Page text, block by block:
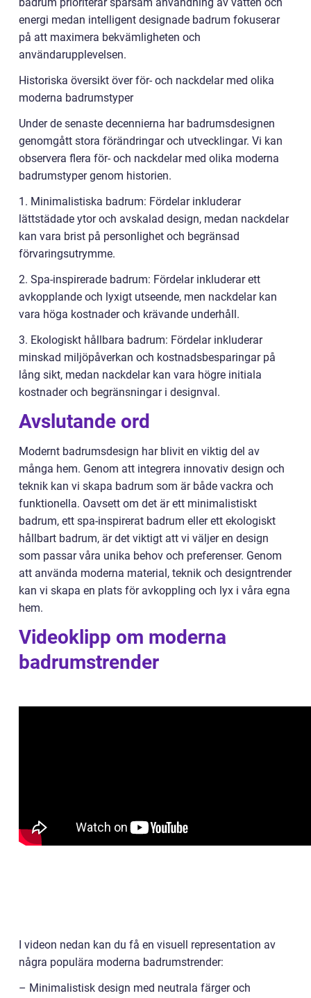
badrum prioriterar sparsam användning av vatten och
energi medan intelligent designade badrum fokuserar
på att maximera bekvämligheten och
användarupplevelsen.
Historiska översikt över för- och nackdelar med olika
moderna badrumstyper
Under de senaste decennierna har badrumsdesignen
genomgått stora förändringar och utvecklingar. Vi kan
observera flera för- och nackdelar med olika moderna
badrumstyper genom historien.
1. Minimalistiska badrum: Fördelar inkluderar
lättstädade ytor och avskalad design, medan nackdelar
kan vara brist på personlighet och begränsad
förvaringsutrymme.
2. Spa-inspirerade badrum: Fördelar inkluderar ett
avkopplande och lyxigt utseende, men nackdelar kan
vara höga kostnader och krävande underhåll.
3. Ekologiskt hållbara badrum: Fördelar inkluderar
minskad miljöpåverkan och kostnadsbesparingar på
lång sikt, medan nackdelar kan vara högre initiala
kostnader och begränsningar i designval.
Avslutande ord
Modernt badrumsdesign har blivit en viktig del av
många hem. Genom att integrera innovativ design och
teknik kan vi skapa badrum som är både vackra och
funktionella. Oavsett om det är ett minimalistiskt
badrum, ett spa-inspirerat badrum eller ett ekologiskt
hållbart badrum, är det viktigt att vi väljer en design
som passar våra unika behov och preferenser. Genom
att använda moderna material, teknik och designtrender
kan vi skapa en plats för avkoppling och lyx i våra egna
hem.
Videoklipp om moderna
badrumstrender
I videon nedan kan du få en visuell representation av
några populära moderna badrumstrender:
– Minimalistisk design med neutrala färger och